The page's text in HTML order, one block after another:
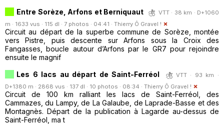
Entre Sorèze, Arfons et Berniquaut
VTT · 38 km · D+1060
m · 1633 vus · 115 dl · 7 photos · 04:41 · Thierry Ô Gravel !
Circuit au départ de la superbe commune de Sorèze, montée
vers Pistre, puis descente sur Arfons sous la Croix des
Fangasses, boucle autour d’Arfons par le GR7 pour rejoindre
ensuite le magnif
Les 6 lacs au départ de Saint-Ferréol
VTT · 93 km ·
D+1380 m · 2868 vus · 137 dl · 10 photos · 08:34 · Thierry Ô Gravel !
Circuit de 100 km ralliant les lacs de Saint-Ferréol, des
Cammazes, du Lampy, de La Galaube, de Laprade-Basse et des
Montagnès. Départ de la publication à Lagarde au-dessus de
Saint-Ferréol, ma t